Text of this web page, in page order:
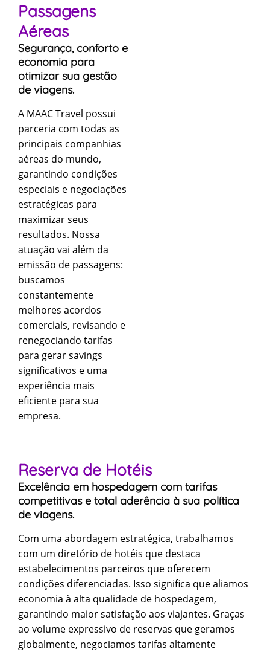
Passagens
Aéreas
Segurança, conforto e
economia para
otimizar sua gestão
de viagens.
A MAAC Travel possui
parceria com todas as
principais companhias
aéreas do mundo,
garantindo condições
especiais e negociações
estratégicas para
maximizar seus
resultados. Nossa
atuação vai além da
emissão de passagens:
buscamos
constantemente
melhores acordos
comerciais, revisando e
renegociando tarifas
para gerar savings
significativos e uma
experiência mais
eficiente para sua
empresa.
Reserva de Hotéis
Excelência em hospedagem com tarifas
competitivas e total aderência à sua política
de viagens.
Com uma abordagem estratégica, trabalhamos
com um diretório de hotéis que destaca
estabelecimentos parceiros que oferecem
condições diferenciadas. Isso significa que aliamos
economia à alta qualidade de hospedagem,
garantindo maior satisfação aos viajantes. Graças
ao volume expressivo de reservas que geramos
globalmente, negociamos tarifas altamente